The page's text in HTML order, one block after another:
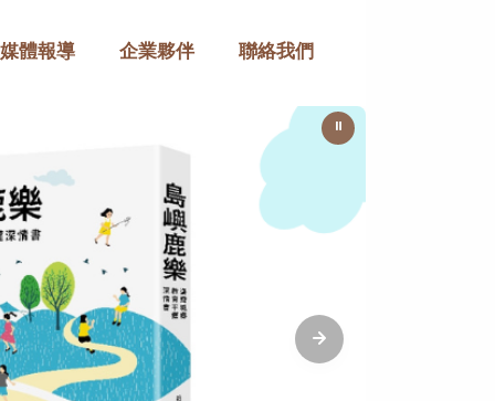
媒體報導 企業夥伴 聯絡我們